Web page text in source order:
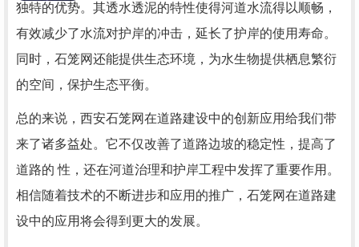
独特的优势。其透水透泥的特性使得河道水流得以顺畅，
有效减少了水流对护岸的冲击，延长了护岸的使用寿命。
同时，石笼网还能提供生态环境，为水生物提供栖息繁衍
的空间，保护生态平衡。
总的来说，西安石笼网在道路建设中的创新应用给我们带
来了诸多益处。它不仅改善了道路边坡的稳定性，提高了
道路的 性，还在河道治理和护岸工程中发挥了重要作用。
相信随着技术的不断进步和应用的推广，石笼网在道路建
设中的应用将会得到更大的发展。